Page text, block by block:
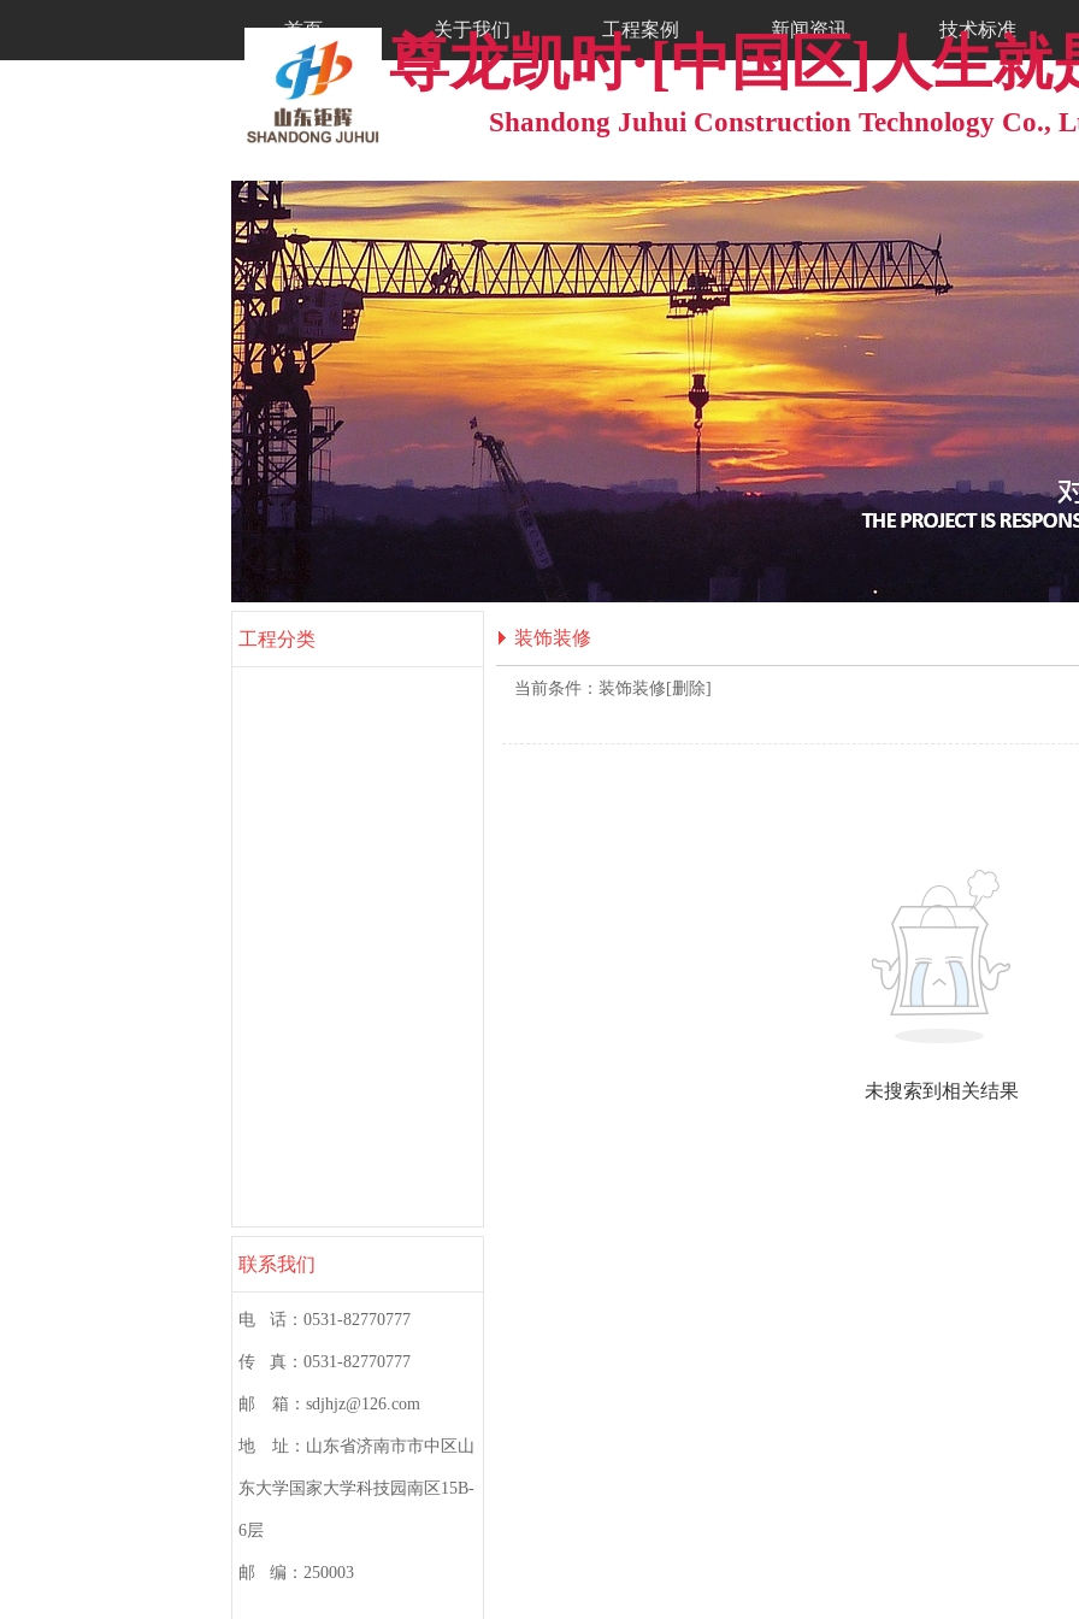
尊龙凯时·[中国区]人生就是搏!
Shandong Juhui Construction Technology Co.,
首页 关于我们 工程案例 新闻资讯 技术标准
工程案例 工程案例
工程分类
联系我们
电 话：0531-82770777
传 真：0531-82770777
邮 箱：sdjhjz@126.com
地 址：山东省济南市市中区山
东大学国家大学科技园南区15B-
6层
邮 编：250003
装饰装修
当前条件： 装饰装修 [删除]
未搜索到相关结果